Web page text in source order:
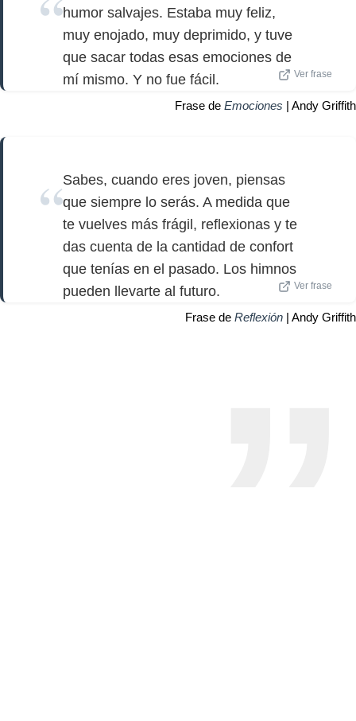
humor salvajes. Estaba muy feliz,
muy enojado, muy deprimido, y tuve
que sacar todas esas emociones de
mí mismo. Y no fue fácil.
Ver frase
Frase de Emociones | Andy Griffith
Sabes, cuando eres joven, piensas
que siempre lo serás. A medida que
te vuelves más frágil, reflexionas y te
das cuenta de la cantidad de confort
que tenías en el pasado. Los himnos
pueden llevarte al futuro.
Ver frase
Frase de Reflexión | Andy Griffith